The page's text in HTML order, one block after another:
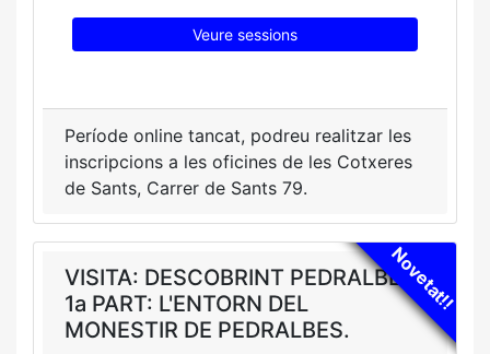
Veure sessions
Període online tancat, podreu realitzar les
inscripcions a les oficines de les Cotxeres
de Sants, Carrer de Sants 79.
Novetat!!
VISITA: DESCOBRINT PEDRALBES
1a PART: L'ENTORN DEL
MONESTIR DE PEDRALBES.